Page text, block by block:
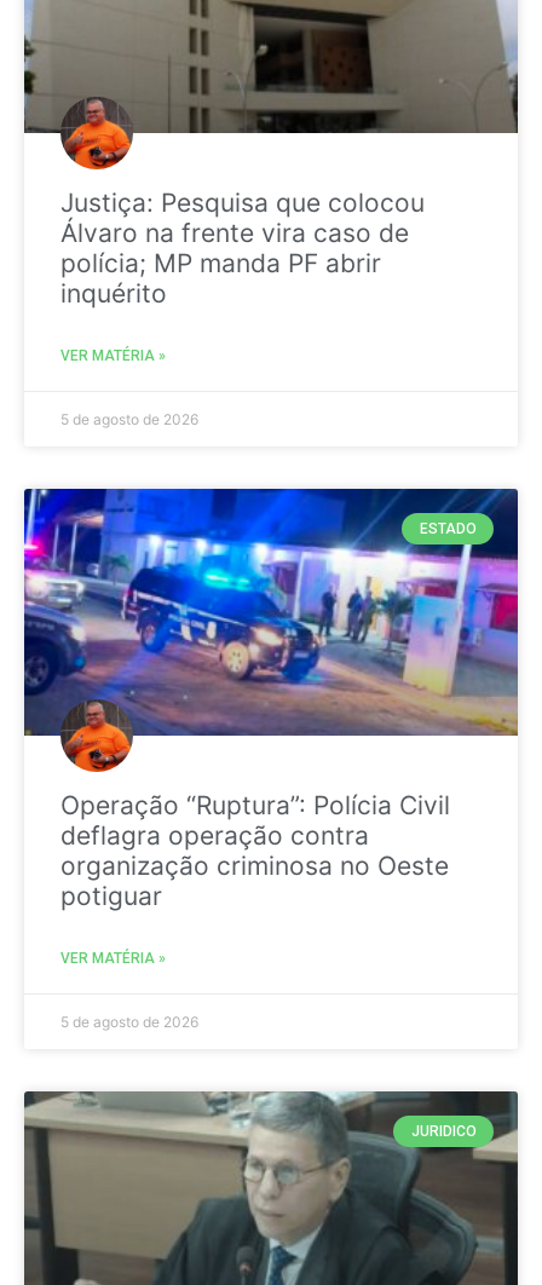
Justiça: Pesquisa que colocou
Álvaro na frente vira caso de
polícia; MP manda PF abrir
inquérito
VER MATÉRIA »
5 de agosto de 2026
ESTADO
Operação “Ruptura”: Polícia Civil
deflagra operação contra
organização criminosa no Oeste
potiguar
VER MATÉRIA »
5 de agosto de 2026
JURIDICO